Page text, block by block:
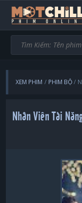
XEM PHIM PHIM BỘ
Nhân Viên Tài